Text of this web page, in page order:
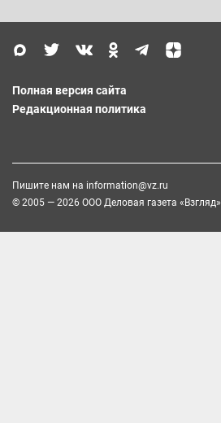
Полная версия сайта
Редакционная политика
Пишите нам на information@vz.ru
© 2005 — 2026 ООО Деловая газета «Взгляд»